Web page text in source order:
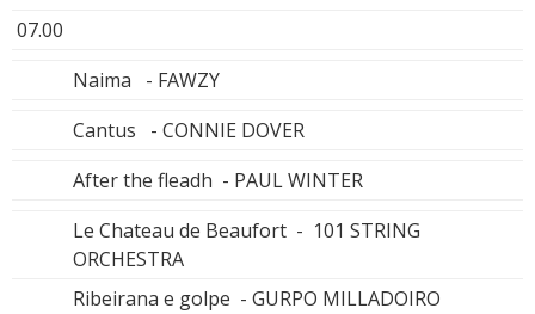
07.00
Naima - FAWZY
Cantus - CONNIE DOVER
After the fleadh - PAUL WINTER
Le Chateau de Beaufort - 101 STRING
ORCHESTRA
Ribeirana e golpe - GURPO MILLADOIRO